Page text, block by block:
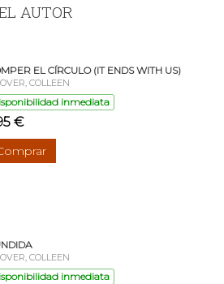
AUTOR
EL CÍRCULO (IT ENDS WITH US)
COLLEEN
inmediata
€
COLLEEN
inmediata